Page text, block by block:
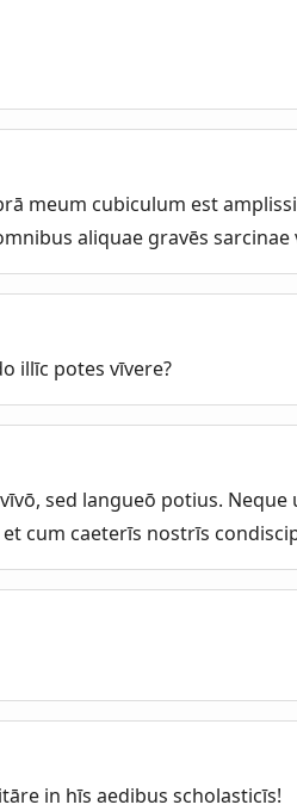
meum cubiculum est
aliquae gravēs
illīc potes vīvere?
sed langueō potius.
cum caeterīs nostrīs
in hīs aedibus scholasticīs!